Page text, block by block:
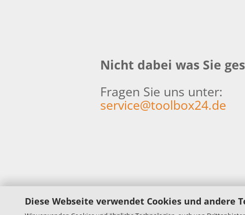
Diese Webseite verwendet Cookies und andere
Nicht dabei was Sie
Fragen Sie uns unter:
service@toolbox24.de